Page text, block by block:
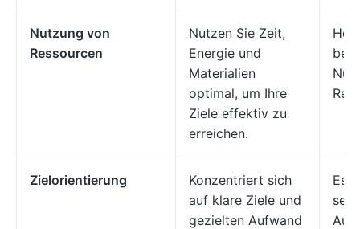
Nutzung von
Ressourcen
Nutzen Sie Zeit,
Energie und
Materialien
optimal, um Ihre
Ziele effektiv zu
erreichen.
bei
Zielorientierung
Konzentriert sich
auf klare Ziele und
gezielten Aufwand
Es